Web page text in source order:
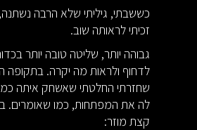
כששבתי, גיליתי שלא הרבה
זכיתי לראותה שוב.
גבוהה יותר, שליטה טובה יותר
לדחוף ולראות מה יקרה. בתקופה
שחזרתי החלטתי שאשחק איתה
לה את המפתחות, כמו שאומרים.
קצת מוזר: